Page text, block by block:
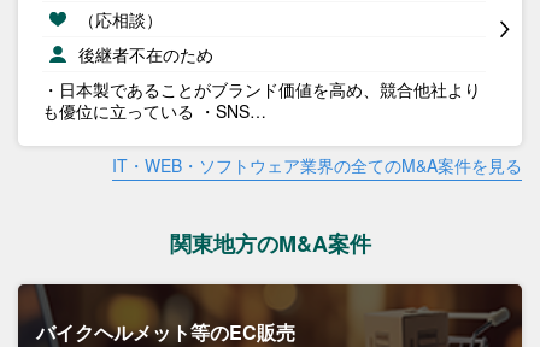
（応相談）
後継者不在のため
・日本製であることがブランド価値を高め、競合他社より
も優位に立っている ・SNS…
IT・WEB・ソフトウェア業界の全てのM&A案件を見る
関東地方のM&A案件
バイクヘルメット等のEC販売